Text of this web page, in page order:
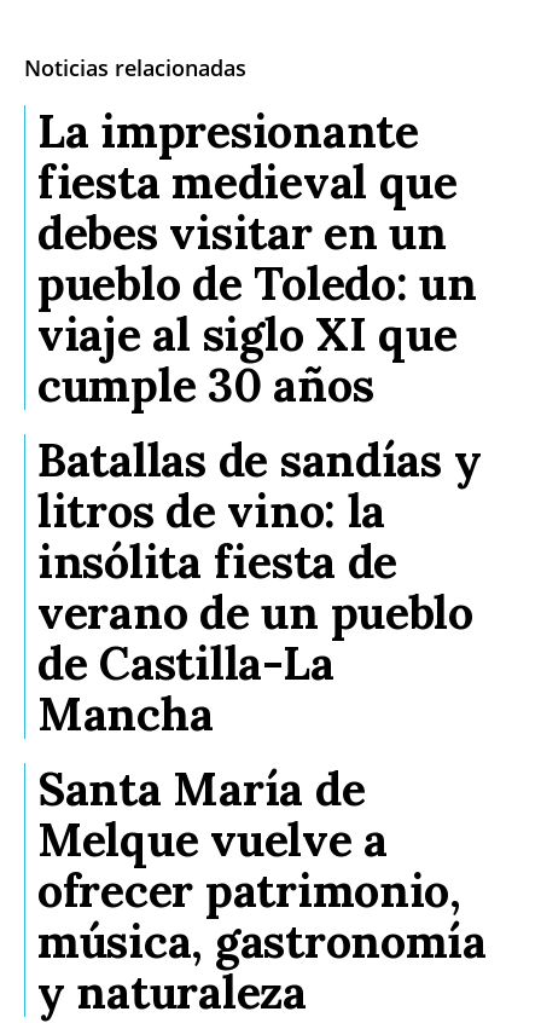
Noticias relacionadas
La impresionante
fiesta medieval que
debes visitar en un
pueblo de Toledo: un
viaje al siglo XI que
cumple 30 años
Batallas de sandías y
litros de vino: la
insólita fiesta de
verano de un pueblo
de Castilla-La
Mancha
Santa María de
Melque vuelve a
ofrecer patrimonio,
música, gastronomía
y naturaleza